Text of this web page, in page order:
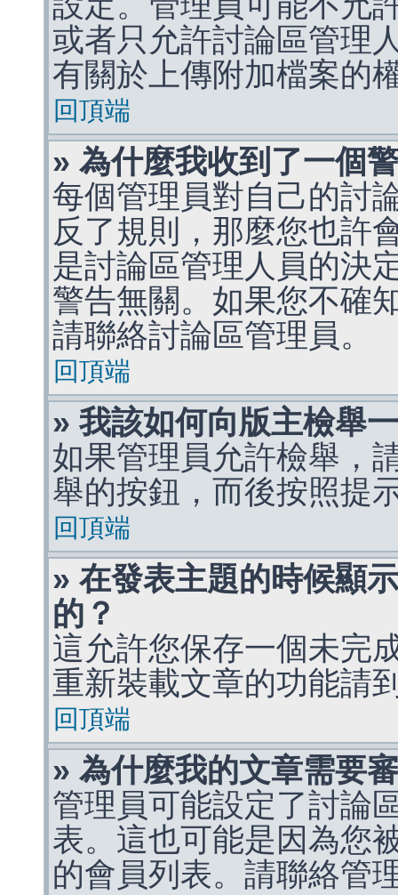
或者只允許討論區管理
有關於上傳附加檔案的
回頂端
» 為什麼我收到了一個
每個管理員對自己的討
反了規則，那麼您也許
是討論區管理人員的決
警告無關。如果您不確
請聯絡討論區管理員。
回頂端
» 我該如何向版主檢舉
如果管理員允許檢舉，
舉的按鈕，而後按照提
回頂端
» 在發表主題的時候顯
的？
這允許您保存一個未完
重新裝載文章的功能請
回頂端
» 為什麼我的文章需要
管理員可能設定了討論
表。這也可能是因為您
的會員列表。請聯絡管